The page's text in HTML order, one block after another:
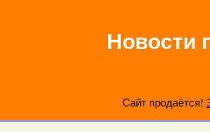
Новости
Сайт продаётся!